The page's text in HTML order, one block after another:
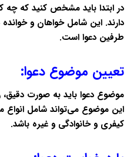
در ابتدا باید مشخص کنید که
دارند. این شامل خواهان و
طرفین دعوا است.
تعیین موضوع دعوا:
موضوع دعوا باید به صورت
این موضوع می‌تواند شامل انواع
کیفری و خانوادگی و غیره باشد.